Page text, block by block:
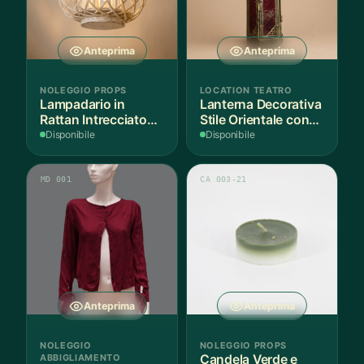
Anteprima
NOLEGGIO PROPS
Lampadario in
Rattan Intrecciato
Bianco
Disponibile
Anteprima
LOCATION TEATRO
Lanterna Decorativa
Stile Orientale con
Vetri Rossi
Disponibile
Anteprima
MD 001
NOLEGGIO
ABBIGLIAMENTO
Anteprima
CA 003-21
NOLEGGIO PROPS
Candela Verde e